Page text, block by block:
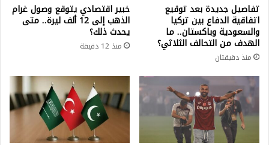
تفاصيل جديدة بعد توقيع
اتفاقية الدفاع بين تركيا
والسعودية وباكستان.. ما
الهدف من التحالف الثلاثي؟
منذ دقيقتان
خبير اقتصادي يتوقع وصول غرام
الذهب إلى 12 ألف ليرة.. متى
يحدث ذلك؟
منذ 12 دقيقة